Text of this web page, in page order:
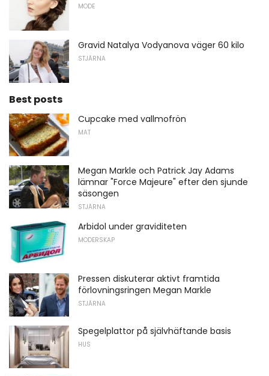
MODE
Gravid Natalya Vodyanova väger 60 kilo
STJÄRNA
Best posts
Cupcake med vallmofrön
MAT
Megan Markle och Patrick Jay Adams
lämnar "Force Majeure" efter den sjunde
säsongen
STJÄRNA
Arbidol under graviditeten
MODERSKAP
Pressen diskuterar aktivt framtida
förlovningsringen Megan Markle
STJÄRNA
Spegelplattor på självhäftande basis
HUS